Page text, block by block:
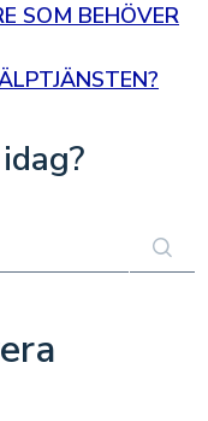
SOM BEHÖVER